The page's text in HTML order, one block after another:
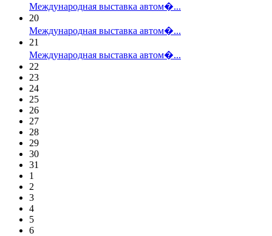
Международная выставка автом�...
20
Международная выставка автом�...
21
Международная выставка автом�...
22
23
24
25
26
27
28
29
30
31
1
2
3
4
5
6